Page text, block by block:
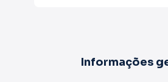
Informações